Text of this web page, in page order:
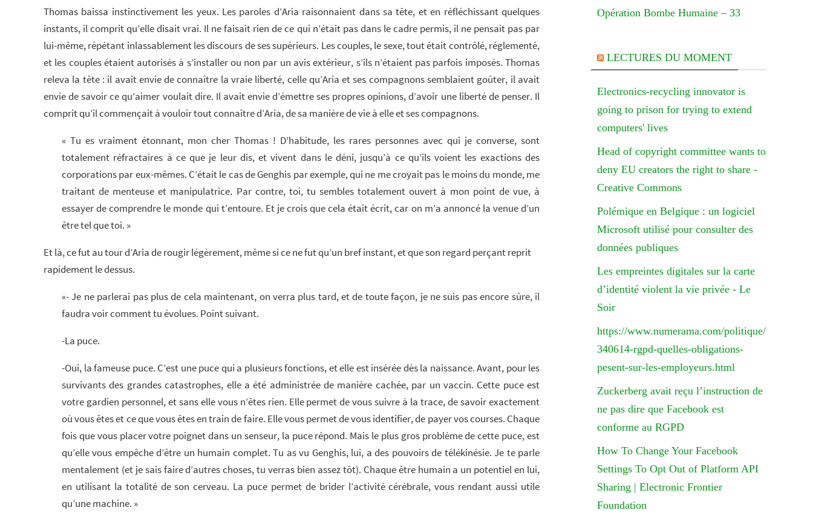
Thomas baissa instinctivement les yeux. Les paroles d’Aria raisonnaient dans sa tête, et en réfléchissant quelques
instants, il comprit qu’elle disait vrai. Il ne faisait rien de ce qui n’était pas dans le cadre permis, il ne pensait pas par
lui-même, répétant inlassablement les discours de ses supérieurs. Les couples, le sexe, tout était contrôlé, réglementé,
et les couples étaient autorisés à s’installer ou non par un avis extérieur, s’ils n’étaient pas parfois imposés. Thomas
releva la tête : il avait envie de connaître la vraie liberté, celle qu’Aria et ses compagnons semblaient goûter, il avait
envie de savoir ce qu’aimer voulait dire. Il avait envie d’émettre ses propres opinions, d’avoir une liberté de penser. Il
comprit qu’il commençait à vouloir tout connaître d’Aria, de sa manière de vie à elle et ses compagnons.
« Tu es vraiment étonnant, mon cher Thomas ! D’habitude, les rares personnes avec qui je converse, sont
totalement réfractaires à ce que je leur dis, et vivent dans le déni, jusqu’à ce qu’ils voient les exactions des
corporations par eux-mêmes. C’était le cas de Genghis par exemple, qui ne me croyait pas le moins du monde, me
traitant de menteuse et manipulatrice. Par contre, toi, tu sembles totalement ouvert à mon point de vue, à
essayer de comprendre le monde qui t’entoure. Et je crois que cela était écrit, car on m’a annoncé la venue d’un
être tel que toi. »
Et là, ce fut au tour d’Aria de rougir légèrement, même si ce ne fut qu’un bref instant, et que son regard perçant reprit
rapidement le dessus.
«- Je ne parlerai pas plus de cela maintenant, on verra plus tard, et de toute façon, je ne suis pas encore sûre, il
faudra voir comment tu évolues. Point suivant.
-La puce.
-Oui, la fameuse puce. C’est une puce qui a plusieurs fonctions, et elle est insérée dès la naissance. Avant, pour les
survivants des grandes catastrophes, elle a été administrée de manière cachée, par un vaccin. Cette puce est
votre gardien personnel, et sans elle vous n’êtes rien. Elle permet de vous suivre à la trace, de savoir exactement
où vous êtes et ce que vous êtes en train de faire. Elle vous permet de vous identifier, de payer vos courses. Chaque
fois que vous placer votre poignet dans un senseur, la puce répond. Mais le plus gros problème de cette puce, est
qu’elle vous empêche d’être un humain complet. Tu as vu Genghis, lui, a des pouvoirs de télékinésie. Je te parle
mentalement (et je sais faire d’autres choses, tu verras bien assez tôt). Chaque être humain a un potentiel en lui,
en utilisant la totalité de son cerveau. La puce permet de brider l’activité cérébrale, vous rendant aussi utile
qu’une machine. »
Opération Bombe Humaine – 33
LECTURES DU MOMENT
Electronics-recycling innovator is
going to prison for trying to extend
computers' lives
Head of copyright committee wants to
deny EU creators the right to share -
Creative Commons
Polémique en Belgique : un logiciel
Microsoft utilisé pour consulter des
données publiques
Les empreintes digitales sur la carte
d’identité violent la vie privée - Le
Soir
https://www.numerama.com/politique/
340614-rgpd-quelles-obligations-
pesent-sur-les-employeurs.html
Zuckerberg avait reçu l’instruction de
ne pas dire que Facebook est
conforme au RGPD
How To Change Your Facebook
Settings To Opt Out of Platform API
Sharing | Electronic Frontier
Foundation